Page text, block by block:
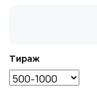
Тираж